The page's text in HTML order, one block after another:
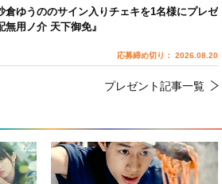
倉ゆうののサイン入りチェキを1名様にプレゼ
無用ノ介 天下御免』
応募締め切り： 2026.08.20
プレゼント記事一覧